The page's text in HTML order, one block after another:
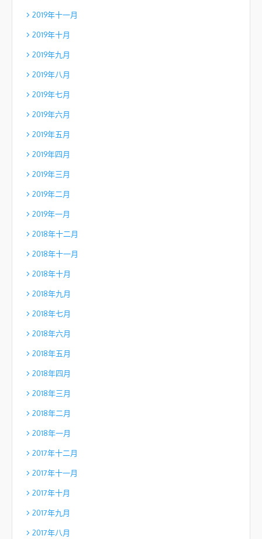
2019年十一月
2019年十月
2019年九月
2019年八月
2019年七月
2019年六月
2019年五月
2019年四月
2019年三月
2019年二月
2019年一月
2018年十二月
2018年十一月
2018年十月
2018年九月
2018年七月
2018年六月
2018年五月
2018年四月
2018年三月
2018年二月
2018年一月
2017年十二月
2017年十一月
2017年十月
2017年九月
2017年八月